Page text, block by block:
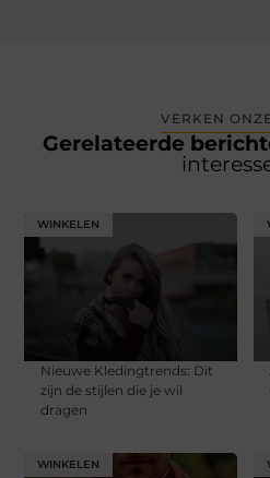
VERKEN
Gerelateerde
WINKELEN
Nieuwe Kledingtrends: Dit
zijn de stijlen die je wil
dragen
WINKELEN